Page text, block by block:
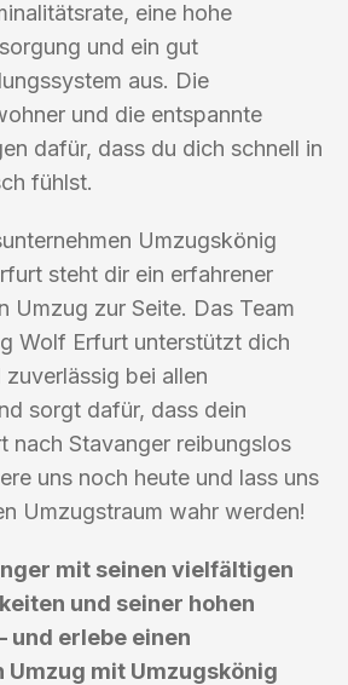
eine hohe
und ein gut
aus. Die
und die entspannte
dafür, dass du dich schnell in
fühlst.
Umzugskönig
steht dir ein erfahrener
Umzug zur Seite. Das Team
Wolf Erfurt unterstützt dich
bei allen
sorgt dafür, dass dein
nach Stavanger reibungslos
uns noch heute und lass uns
Umzugstraum wahr werden!
mit seinen vielfältigen
und seiner hohen
und erlebe einen
mit Umzugskönig